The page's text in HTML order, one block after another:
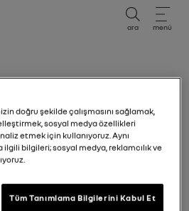
ara menü
warning light
doğru şekilde çalışmasını sağlamak,
sosyal medya özellikleri
etmek için kullanıyoruz. Aynı
ilgili bilgileri; sosyal medya, reklamcılık ve
Tüm Tanımlama Bilgilerini Kabul Et